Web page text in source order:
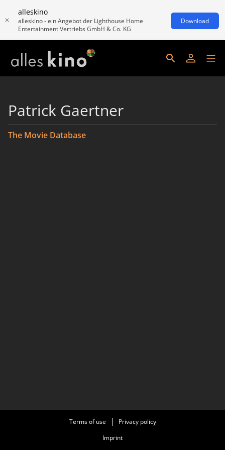
alleskino
alleskino - ein Angebot der Lighthouse Home
Entertainment Vertriebs GmbH & Co. KG
Download
Patrick Gaertner
The Movie Database
Terms of use
Privacy policy
Imprint